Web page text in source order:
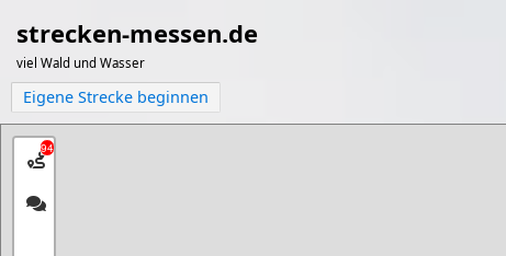
strecken-messen.de
viel Wald und Wasser
Eigene Strecke beginnen
94